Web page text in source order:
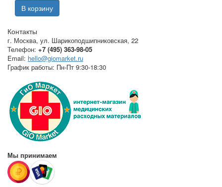
В корзину
Контакты
г. Москва, ул. Шарикоподшипниковская, 22
Телефон: +7 (495) 363-98-05
Email: hello@giomarket.ru
График работы: Пн-Пт 9:30-18:30
Мы принимаем